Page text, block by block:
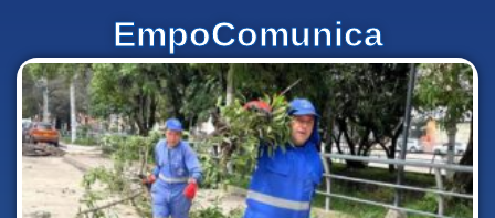
EmpoComunica